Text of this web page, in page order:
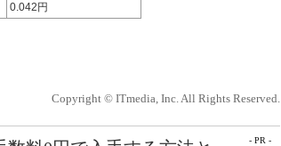
0.042円
Copyright © ITmedia, Inc. All Rights Reserved.
- PR -